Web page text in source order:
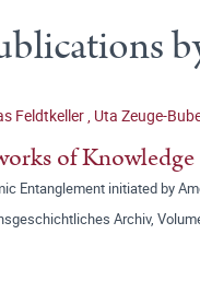
Feldtkeller, Uta Zeuge-
of Knowledge
Entanglement initiated by
Archiv,